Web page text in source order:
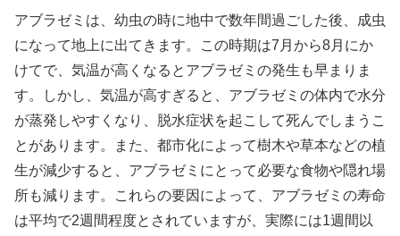
アブラゼミは、幼虫の時に地中で数年間過ごした後、成虫
になって地上に出てきます。この時期は7月から8月にか
けてで、気温が高くなるとアブラゼミの発生も早まりま
す。しかし、気温が高すぎると、アブラゼミの体内で水分
が蒸発しやすくなり、脱水症状を起こして死んでしまうこ
とがあります。また、都市化によって樹木や草本などの植
生が減少すると、アブラゼミにとって必要な食物や隠れ場
所も減ります。これらの要因によって、アブラゼミの寿命
は平均で2週間程度とされていますが、実際には1週間以